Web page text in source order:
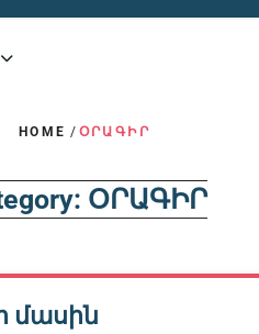
HOME / ՕՐԱԳԻՐ
ՕՐԱԳԻՐ
մասին